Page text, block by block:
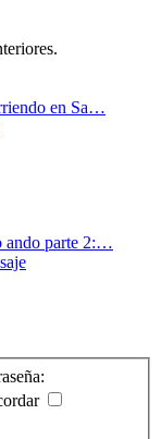
en Sa…
ando parte 2:…